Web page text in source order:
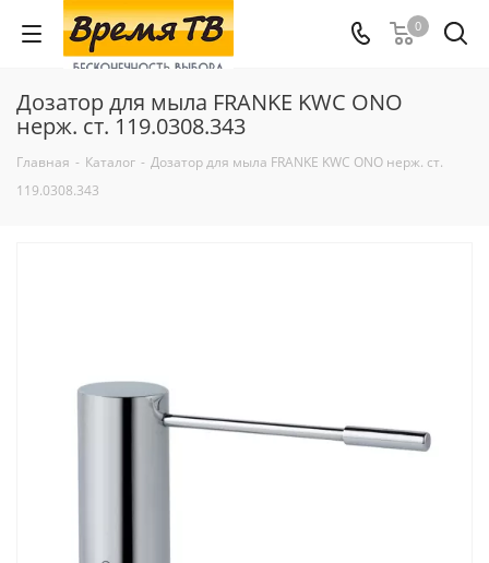
0
Дозатор для мыла FRANKE KWC ONO
нерж. ст. 119.0308.343
Главная - Каталог - Дозатор для мыла FRANKE KWC ONO нерж. ст.
119.0308.343